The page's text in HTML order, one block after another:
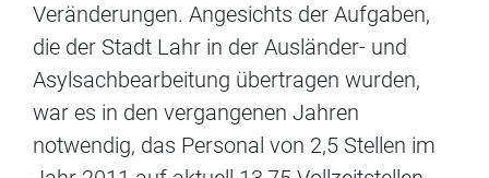
Veränderungen. Angesichts der Aufgaben,
die der Stadt Lahr in der Ausländer- und
Asylsachbearbeitung übertragen wurden,
war es in den vergangenen Jahren
notwendig, das Personal von 2,5 Stellen im